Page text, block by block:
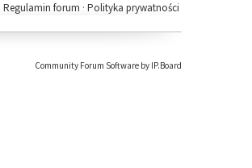
Polityka prywatności
Regulamin forum ·
Community Forum Software by IP.Board